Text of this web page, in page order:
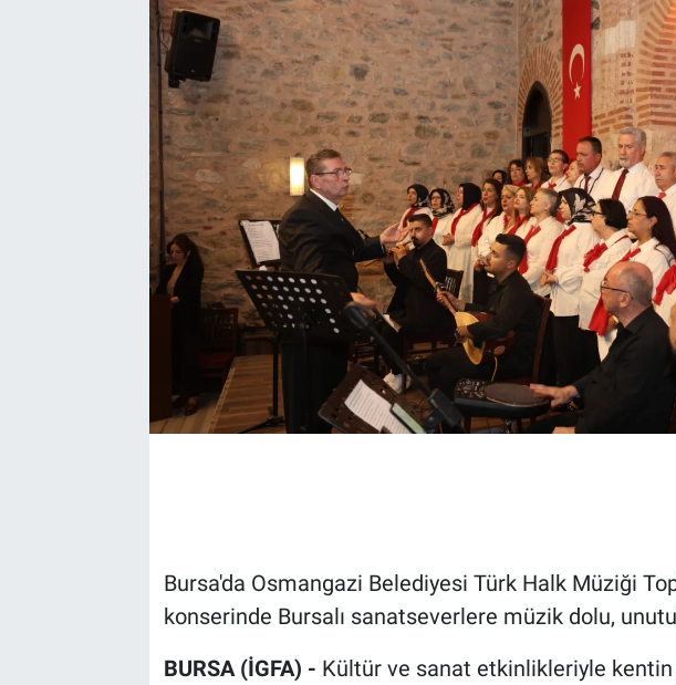
Bursa'da Osmangazi Belediyesi Türk Halk Müziği
konserinde Bursalı sanatseverlere müzik dolu,
BURSA (İGFA) - Kültür ve sanat etkinlikleriyle kentin